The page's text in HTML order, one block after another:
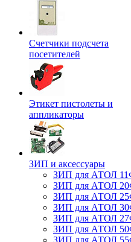
Счетчики подсчета
посетителей
Этикет пистолеты и
аппликаторы
ЗИП и аксессуары
ЗИП для АТОЛ
ЗИП для АТОЛ
ЗИП для АТОЛ
ЗИП для АТОЛ
ЗИП для АТОЛ
ЗИП для АТОЛ
ЗИП для АТОЛ